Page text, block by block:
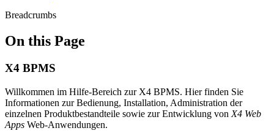
Breadcrumbs
On this Page
X4 BPMS
Willkommen im Hilfe-Bereich zur X4 BPMS. Hier finden Sie
Informationen zur Bedienung, Installation, Administration der
einzelnen Produktbestandteile sowie zur Entwicklung von X4 Web
Apps Web-Anwendungen.